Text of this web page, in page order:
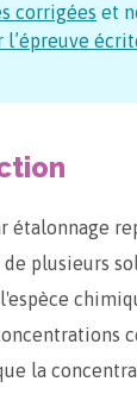
corrigées et
l’épreuve
étalonnage
de plusieurs
la